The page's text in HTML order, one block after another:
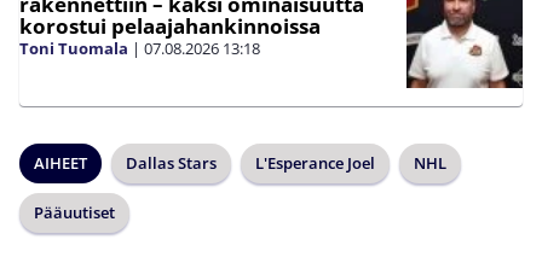
korostui pelaajahankinnoissa
Toni Tuomala | 07.08.2026 13:18
AIHEET Dallas Stars L'Esperance Joel NHL
Pääuutiset